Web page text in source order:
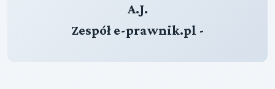
A.J.
Zespół e-prawnik.pl -